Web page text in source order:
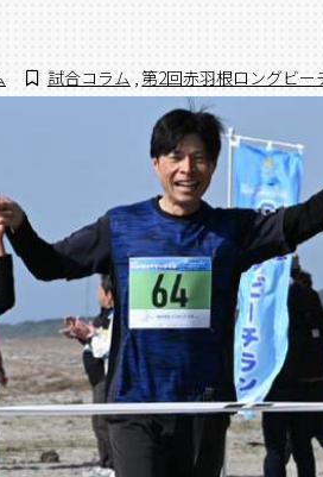
試合コラム ,第2回赤羽根ロングビー